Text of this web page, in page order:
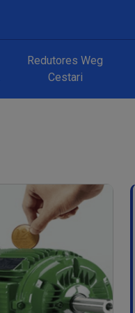
Redutores Weg
Cestari